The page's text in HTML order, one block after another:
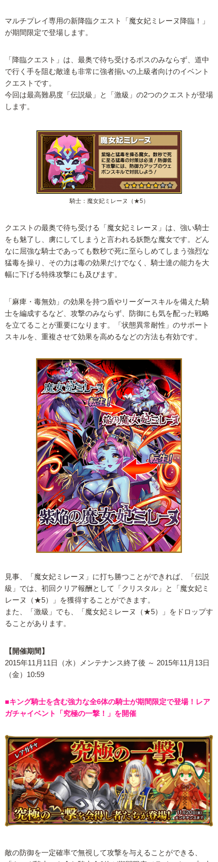
マルチプレイ専用の新降臨クエスト「魔女妃ミレーヌ降臨！」
が期間限定で登場します。
「降臨クエスト」は、最奥で待ち受けるボスのみならず、道中
で行く手を阻む敵達も非常に強者揃いの上級者向けのイベント
クエストです。
今回は最高難易度「伝説級」と「激級」の2つのクエストが登場
します。
騎士：魔女妃ミレーヌ（★5）
クエストの最奥で待ち受ける「魔女妃ミレーヌ」は、強い騎士
をも魅了し、虜にしてしまうと言われる妖艶な魔女です。どん
なに屈強な騎士であっても数秒で死に至らしめてしまう強烈な
猛毒を操り、その力は毒の効果だけでなく、騎士達の能力を大
幅に下げる特殊攻撃にも及びます。
「麻痺・毒無効」の効果を持つ盾やリーダースキルを備えた騎
士を編成するなど、攻撃のみならず、防御にも気を配った戦略
を立てることが重要になります。「状態異常耐性」のサポート
スキルを、重複させて効果を高めるなどの方法も有効です。
見事、「魔女妃ミレーヌ」に打ち勝つことができれば、「伝説
級」では、初回クリア報酬として「クリスタル」と「魔女妃ミ
レーヌ（★5）」を獲得することができます。
また、「激級」でも、「魔女妃ミレーヌ（★5）」をドロップす
ることがあります。
【開催期間】
2015年11月11日（水）メンテナンス終了後 ～ 2015年11月13日
（金）10:59
■キング騎士を含む強力な全6体の騎士が期間限定で登場！レア
ガチャイベント「究極の一撃！」を開催
敵の防御を一定確率で無視して攻撃を与えることができる、